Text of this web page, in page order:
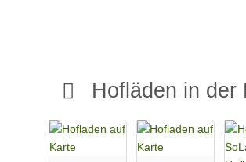
Hofläden in der